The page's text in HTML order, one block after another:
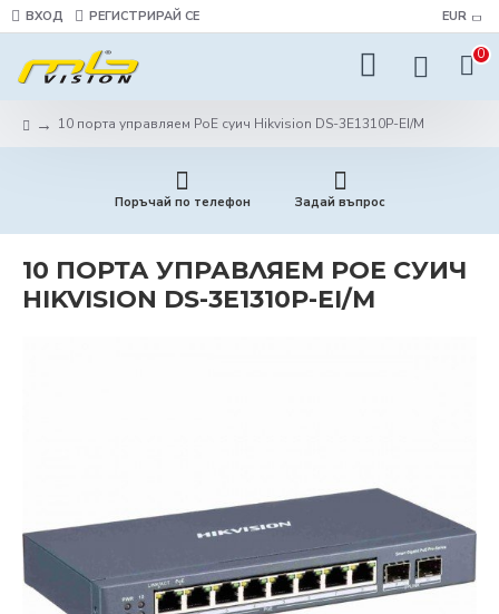
ВХОД РЕГИСТРИРАЙ СЕ EUR
0
10 порта управляем PoE суич Hikvision DS-3E1310P-EI/M
Поръчай по телефон Задай въпрос
10 ПОРТА УПРАВЛЯЕМ POE СУИЧ
HIKVISION DS-3E1310P-EI/M